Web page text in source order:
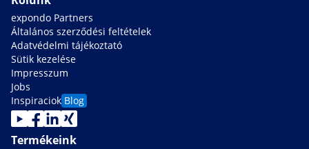
expondo Partners
Általános szerződési feltételek
Adatvédelmi tájékoztató
Sütik kezelése
Impresszum
Jobs
Inspiraciok Blog
Termékeink